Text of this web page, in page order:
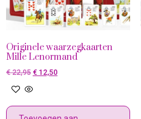
Originele waarzegkaarten
Mille Lenormand
€22,95 € 12,50